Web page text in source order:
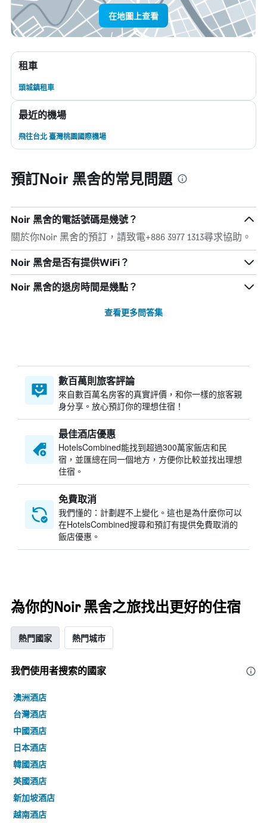
在地圖上查看
租車
頭城鎮租車
最近的機場
飛往台北 臺灣桃園國際機場
預訂Noir 黑舍的常見問題
Noir 黑舍的電話號碼是幾號？
關於你Noir 黑舍的預訂，請致電+886 3977 1313尋求協助。
Noir 黑舍是否有提供WiFi？
Noir 黑舍的退房時間是幾點？
查看更多問答集
數百萬則旅客評論
來自數百萬名房客的真實評價，和你一樣的旅客親
身分享。放心預訂你的理想住宿！
最佳酒店優惠
HotelsCombined​能找到超過300萬家飯店和民
宿，並匯總在同一個地方，方便你比較並找出理想
住宿。
免費取消
我們懂的：計劃趕不上變化。這也是為什麼你可以
在HotelsCombined搜尋和預訂有提供免費取消的
飯店優惠。
為你的Noir 黑舍之旅找出更好的住宿
熱門國家 熱門城市
我們使用者搜索的國家
澳洲酒店
台灣酒店
中國酒店
日本酒店
韓國酒店
英國酒店
新加坡酒店
越南酒店